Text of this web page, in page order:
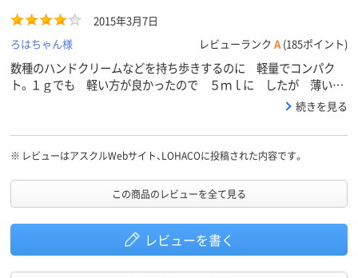
2015年3月7日
ろはちゃん様
レビューランク A (185ポイント)
数種のハンドクリームなどを持ち歩きするのに 軽量でコンパク
ト。１ｇでも 軽い方が良かったので ５ｍｌに したが 薄いの
で 開けにくいかも。次回は 10ｍｌに する予定。沢山あるの
ン オロナイン ハンドクリーム など 小分けして 持参できる
のは便利。一本そのままバッグに入れる人が多いけど 重くかさば
のが嬉しい。全部の色がミックスされたパックも 作って欲しい。
量も 色々とか バラエティに富ませて パックしたらどうか
な？
続きを見る
※ レビューはアスクルWebサイト、LOHACOに投稿された内容です。
この商品のレビューを全て見る
レビューを書く